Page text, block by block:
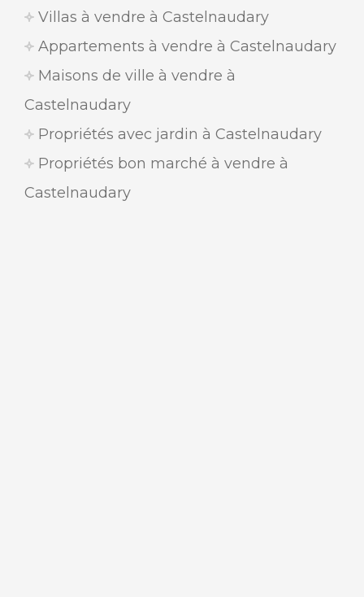
Villas à vendre à Castelnaudary
Appartements à vendre à Castelnaudary
Maisons de ville à vendre à
Castelnaudary
Propriétés avec jardin à Castelnaudary
Propriétés bon marché à vendre à
Castelnaudary